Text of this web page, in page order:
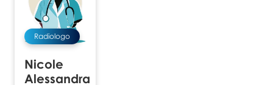
Radiologo
Nicole
Alessandra